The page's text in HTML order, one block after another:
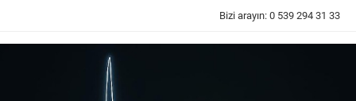
Bizi arayın: 0 539 294 31 33